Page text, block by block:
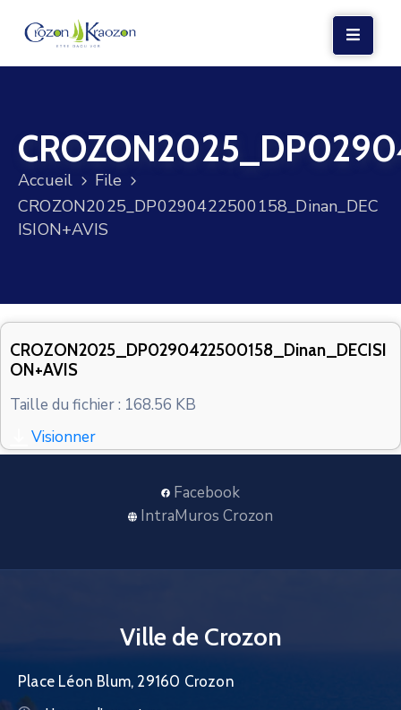
VIE
LOCALE
VIE
SOCIALE
MER
VOS
DÉMARCHES
CONTACT
Accueil
File
CROZON2025_DP0290422500158_Dinan_DEC
ISION+AVIS
CROZON2025_DP0290422500158_Dinan_DECISI
ON+AVIS
Taille du fichier : 168.56 KB
Visionner
Facebook
IntraMuros Crozon
Ville de Crozon
Place Léon Blum, 29160 Crozon